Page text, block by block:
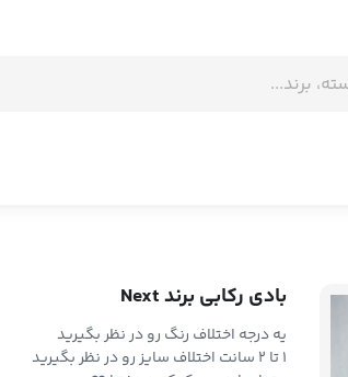
بادی رکابی برند Next
یه درجه اختلاف رنگ رو در نظر بگیرید
۱ تا ۲ سانت اختلاف سایز رو در نظر بگیرید